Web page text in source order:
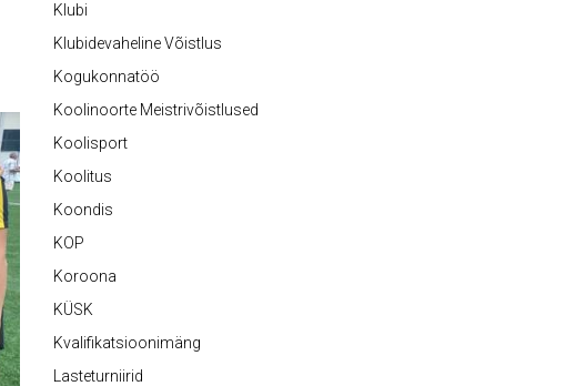
Klubi
Klubidevaheline Võistlus
Kogukonnatöö
Koolinoorte Meistrivõistlused
Koolisport
Koolitus
Koondis
KOP
Koroona
KÜSK
Kvalifikatsioonimäng
Lasteturniirid